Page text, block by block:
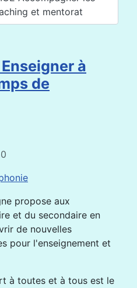
et mentorat
à
de
propose aux
et du secondaire en
de nouvelles
pour l'enseignement et
à toutes et à tous est le